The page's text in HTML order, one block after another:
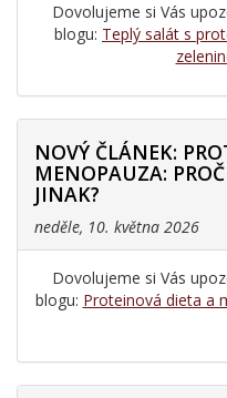
Dovolujeme si Vás
blogu: Teplý salát s
NOVÝ ČLÁNEK:
MENOPAUZA:
JINAK?
neděle, 10. května 2026
Dovolujeme si Vás
blogu: Proteinová dieta a